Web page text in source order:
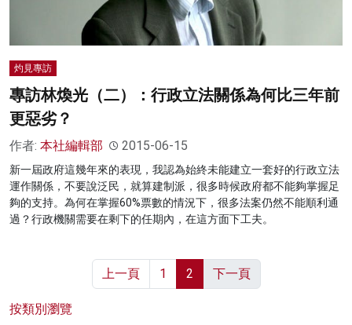
灼見專訪
專訪林煥光（二）：行政立法關係為何比三年前
更惡劣？
作者: 本社編輯部 2015-06-15
新一屆政府這幾年來的表現，我認為始終未能建立一套好的行政立法
運作關係，不要說泛民，就算建制派，很多時候政府都不能夠掌握足
夠的支持。為何在掌握60%票數的情況下，很多法案仍然不能順利通
過？行政機關需要在剩下的任期內，在這方面下工夫。
上一頁 1 2 下一頁
按類別瀏覽